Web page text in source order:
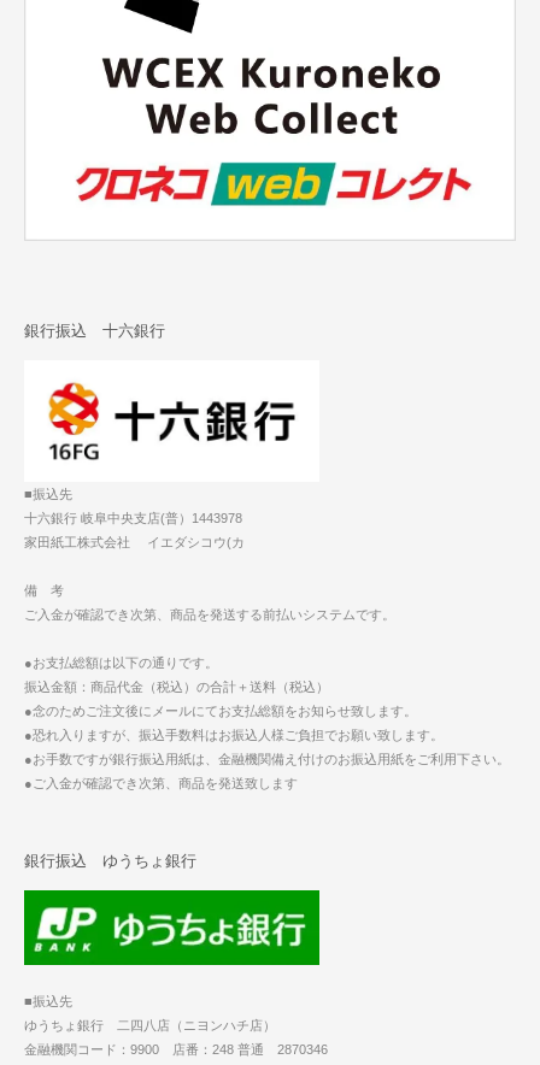
銀行振込 十六銀行
■振込先
十六銀行 岐阜中央支店(普）1443978
家田紙工株式会社 イエダシコウ(カ
備 考
ご入金が確認でき次第、商品を発送する前払いシステムです。
●お支払総額は以下の通りです。
振込金額：商品代金（税込）の合計＋送料（税込）
●念のためご注文後にメールにてお支払総額をお知らせ致します。
●恐れ入りますが、振込手数料はお振込人様ご負担でお願い致します。
●お手数ですが銀行振込用紙は、金融機関備え付けのお振込用紙をご利用下さい。
●ご入金が確認でき次第、商品を発送致します
銀行振込 ゆうちょ銀行
■振込先
ゆうちょ銀行 二四八店（ニヨンハチ店）
金融機関コード：9900 店番：248 普通 2870346